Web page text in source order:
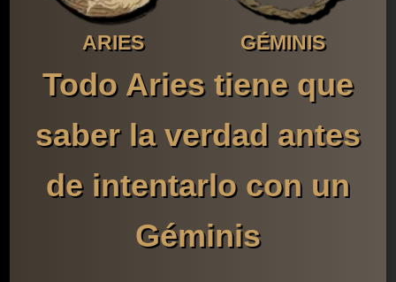
ARIES GÉMINIS
Todo Aries tiene que
saber la verdad antes
de intentarlo con un
Géminis